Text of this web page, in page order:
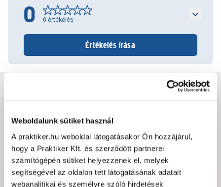
Weboldalunk sütiket használ
A praktiker.hu weboldal látogatásakor Ön hozzájárul,
hogy a Praktiker Kft. és szerződött partnerei
számítógépén sütiket helyezzenek el, melyek
segítségével az oldalon tett látogatásának adatait
webanalitikai és személyre szóló hirdetések
0 0 értékelés
Értékelés írása
Csomagolási és súly információk
Dokumentumok, felelős személy